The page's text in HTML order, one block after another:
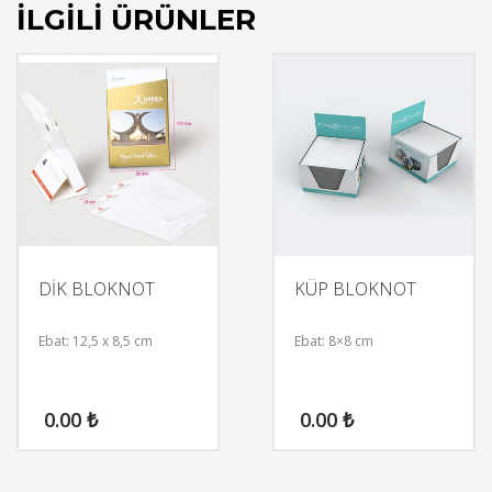
İLGILI ÜRÜNLER
DİK BLOKNOT
Ebat: 12,5 x 8,5 cm
0.00 ₺
KÜP BLOKNOT
Ebat: 8×8 cm
0.00 ₺